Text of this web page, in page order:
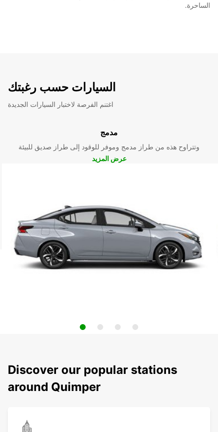
الساحرة.
السيارات حسب رغبتك
اغتنم الفرصة لاختبار السيارات الجديدة
مدمج
وتتراوح هذه من طراز مدمج وموفر للوقود إلى طراز صديق للبيئة
عرض المزيد
Discover our popular stations
around Quimper